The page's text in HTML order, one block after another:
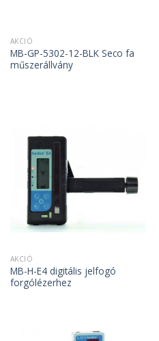
AKCIÓ
MB-GP-5302-12-BLK Seco fa
műszerállvány
AKCIÓ
MB-H-E4 digitális jelfogó
forgólézerhez